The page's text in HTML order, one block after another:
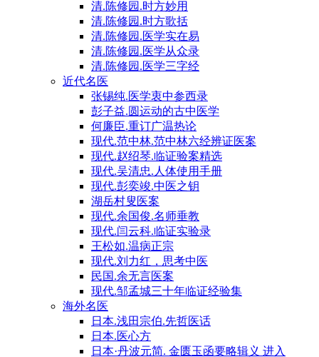
清.陈修园.时方妙用
清.陈修园.时方歌括
清.陈修园.医学实在易
清.陈修园.医学从众录
清.陈修园.医学三字经
近代名医
张锡纯.医学衷中参西录
彭子益.圆运动的古中医学
何廉臣.重订广温热论
现代.范中林.范中林六经辨证医案
现代.赵绍琴.临证验案精选
现代.吴清忠.人体使用手册
现代.彭奕竣.中医之钥
湖岳村叟医案
现代.余国俊.名师垂教
现代.闫云科.临证实验录
王松如.温病正宗
现代.刘力红，思考中医
民国.余无言医案
现代.邹孟城三十年临证经验集
海外名医
日本.浅田宗伯.先哲医话
日本.医心方
日本·丹波元简. 金匮玉函要略辑义 进入